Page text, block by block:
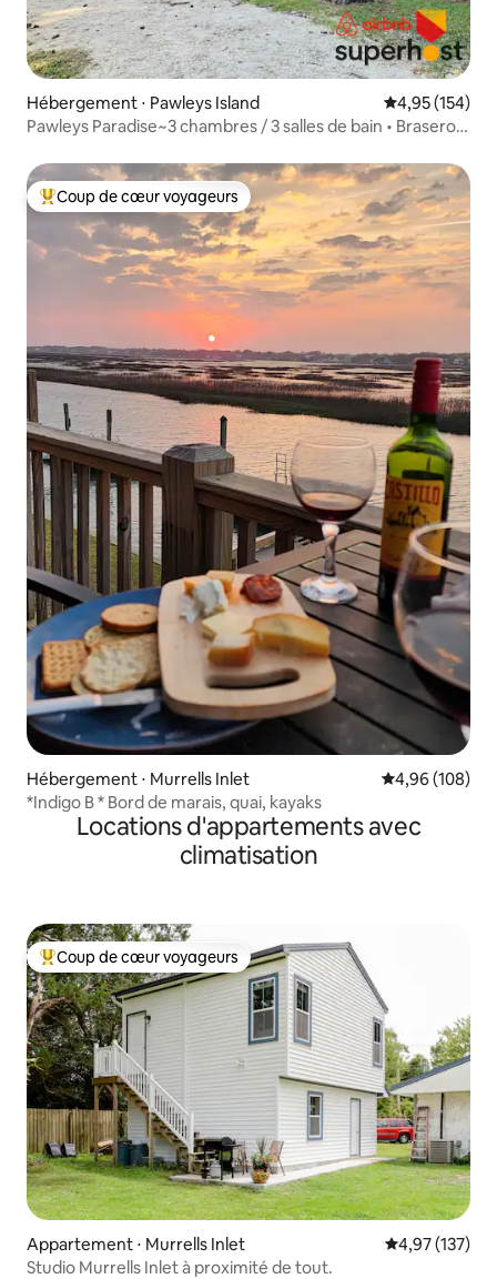
Hébergement ⋅ Pawleys Island Évaluation
4,95 (154)
Pawleys Paradise~3 chambres / 3 salles de bain • Brasero
Coups de cœur voyageurs les plus appréciés
Coup de cœur voyageurs
Hébergement ⋅ Murrells Inlet Évaluation
4,96 (108)
*Indigo B * Bord de marais, quai, kayaks
Locations d'appartements avec
climatisation
Coups de cœur voyageurs les plus appréciés
Coup de cœur voyageurs
Appartement ⋅ Murrells Inlet Évaluation
4,97 (137)
Studio Murrells Inlet à proximité de tout.